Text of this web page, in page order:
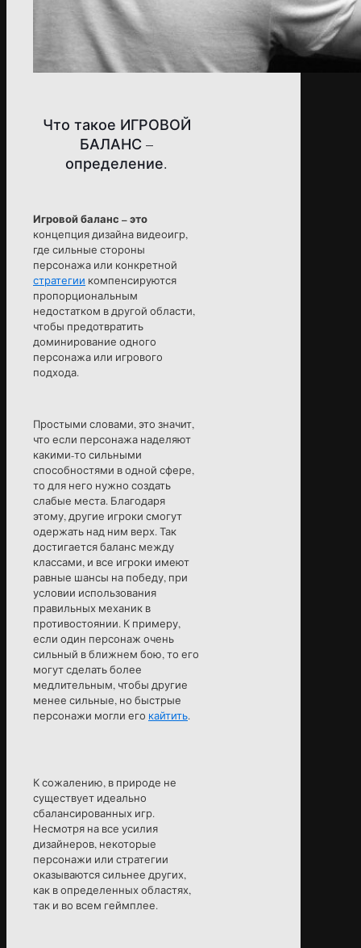
Что такое ИГРОВОЙ
БАЛАНС –
определение.
Игровой баланс – это
концепция дизайна видеоигр,
где сильные стороны
персонажа или конкретной
стратегии компенсируются
пропорциональным
недостатком в другой области,
чтобы предотвратить
доминирование одного
персонажа или игрового
подхода.
Простыми словами, это значит,
что если персонажа наделяют
какими-то сильными
способностями в одной сфере,
то для него нужно создать
слабые места. Благодаря
этому, другие игроки смогут
одержать над ним верх. Так
достигается баланс между
классами, и все игроки имеют
равные шансы на победу, при
условии использования
правильных механик в
противостоянии. К примеру,
если один персонаж очень
сильный в ближнем бою, то его
могут сделать более
медлительным, чтобы другие
менее сильные, но быстрые
персонажи могли его кайтить.
К сожалению, в природе не
существует идеально
сбалансированных игр.
Несмотря на все усилия
дизайнеров, некоторые
персонажи или стратегии
оказываются сильнее других,
как в определенных областях,
так и во всем геймплее.